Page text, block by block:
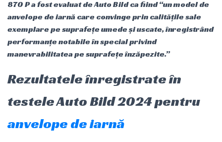
870 P a fost evaluat de Auto Bild ca fiind “un model de
anvelope de iarnă care convinge prin calitățile sale
exemplare pe suprafețe umede și uscate, înregistrând
performanțe notabile în special privind
manevrabilitatea pe suprafețe înzăpezite.”
Rezultatele înregistrate în
testele Auto Bild 2024 pentru
anvelope de iarnă